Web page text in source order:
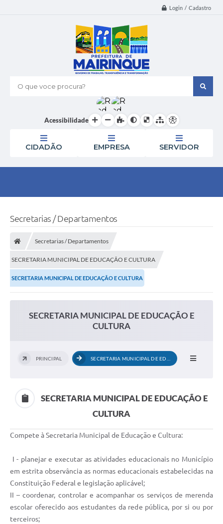
Login / Cadastro
O que voce procura?
Acessibilidade
CIDADÃO EMPRESA SERVIDOR
Secretarias / Departamentos
Secretarias / Departamentos
SECRETARIA MUNICIPAL DE EDUCAÇÃO E CULTURA
SECRETARIA MUNICIPAL DE EDUCAÇÃO E CULTURA
SECRETARIA MUNICIPAL DE EDUCAÇÃO E
CULTURA
PRINCIPAL
SECRETARIA MUNICIPAL DE EDUCAÇÃO E
CULTURA
Compete à Secretaria Municipal de Educação e Cultura:
I - planejar e executar as atividades educacionais no Município
em estrita observância as normas educacionais estabelecidas na
Constituição Federal e legislação aplicável;
II – coordenar, controlar e acompanhar os serviços de merenda
escolar oferecido aos estudantes da rede pública, por si ou por
terceiros;